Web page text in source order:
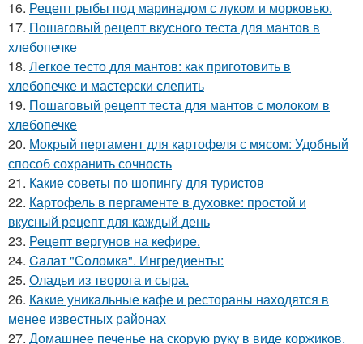
16. Рецепт рыбы под маринадом с луком и морковью.
17. Пошаговый рецепт вкусного теста для мантов в
хлебопечке
18. Легкое тесто для мантов: как приготовить в
хлебопечке и мастерски слепить
19. Пошаговый рецепт теста для мантов с молоком в
хлебопечке
20. Мокрый пергамент для картофеля с мясом: Удобный
способ сохранить сочность
21. Какие советы по шопингу для туристов
22. Картофель в пергаменте в духовке: простой и
вкусный рецепт для каждый день
23. Рецепт вергунов на кефире.
24. Cалат "Соломка". Ингредиенты:
25. Оладьи из творога и сыра.
26. Какие уникальные кафе и рестораны находятся в
менее известных районах
27. Домашнее печенье на скорую руку в виде коржиков.